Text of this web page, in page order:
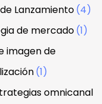
Lanzamiento(4)
de mercado(1)
imagen de
(1)
omnicanal